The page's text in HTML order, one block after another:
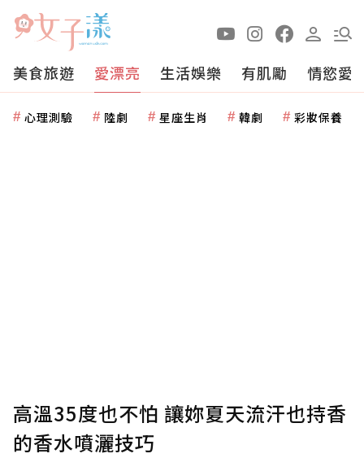
美食旅遊 愛漂亮 生活娛樂 有肌勵 情慾愛
心理測驗 陸劇 星座生肖 韓劇 彩妝保養
高溫35度也不怕 讓妳夏天流汗也持香
的香水噴灑技巧